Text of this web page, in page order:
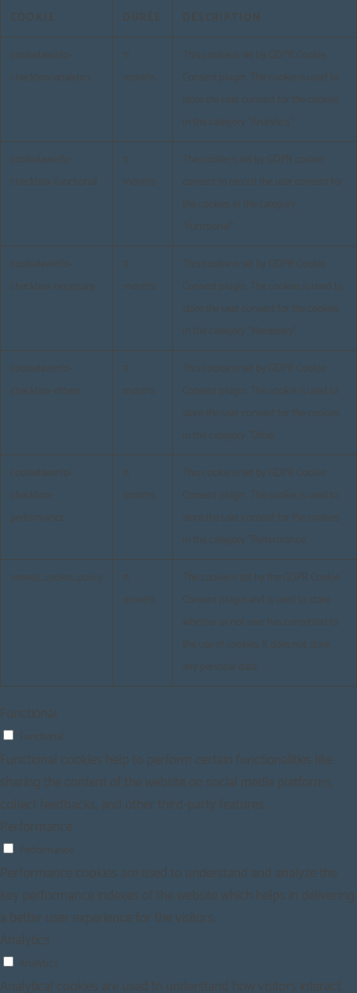
COOKIE DURÉE DESCRIPTION
cookielawinfo-
checkbox-analytics
11
months
This cookie is set by GDPR Cookie
Consent plugin. The cookie is used to
store the user consent for the cookies
in the category "Analytics".
cookielawinfo-
checkbox-functional
11
months
The cookie is set by GDPR cookie
consent to record the user consent for
the cookies in the category
"Functional".
cookielawinfo-
checkbox-necessary
11
months
This cookie is set by GDPR Cookie
Consent plugin. The cookies is used to
store the user consent for the cookies
in the category "Necessary".
cookielawinfo-
checkbox-others
11
months
This cookie is set by GDPR Cookie
Consent plugin. The cookie is used to
store the user consent for the cookies
in the category "Other.
cookielawinfo-
checkbox-
performance
11
months
This cookie is set by GDPR Cookie
Consent plugin. The cookie is used to
store the user consent for the cookies
in the category "Performance".
viewed_cookie_policy
11
months
The cookie is set by the GDPR Cookie
Consent plugin and is used to store
whether or not user has consented to
the use of cookies. It does not store
any personal data.
Functional
Functional
Functional cookies help to perform certain functionalities like
sharing the content of the website on social media platforms,
collect feedbacks, and other third-party features.
Performance
Performance
Performance cookies are used to understand and analyze the
key performance indexes of the website which helps in delivering
a better user experience for the visitors.
Analytics
Analytics
Analytical cookies are used to understand how visitors interact